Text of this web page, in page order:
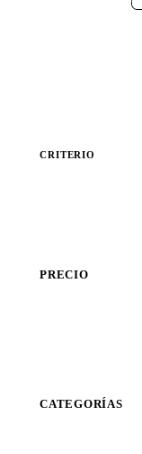
CRITERIO
PRECIO
CATEGORÍAS